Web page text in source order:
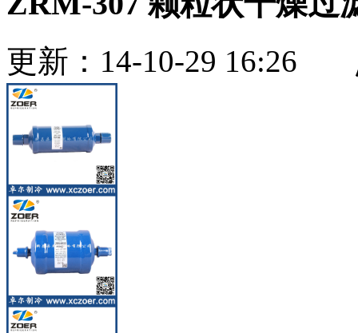
更新：14-10-29 16:26